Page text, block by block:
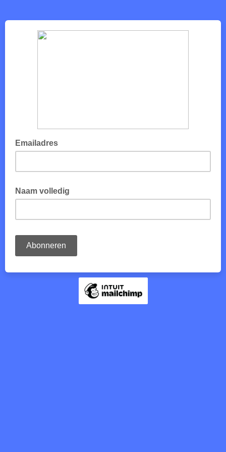
Emailadres
Naam volledig